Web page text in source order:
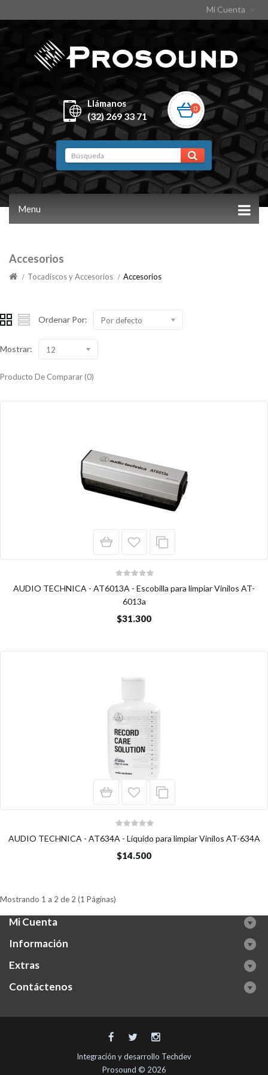
Mi Cuenta
Llámanos
(32) 269 33 71
0
Menu
Accesorios
Tocadiscos y Accesorios Accesorios
Ordenar Por: Por defecto
Mostrar: 12
Producto De Comparar (0)
AUDIO TECHNICA - AT6013A - Escobilla para limpiar Vinilos AT-
6013a
$31.300
AUDIO TECHNICA - AT634A - Líquido para limpiar Vinilos AT-634A
$14.500
Mostrando 1 a 2 de 2 (1 Páginas)
Mi Cuenta
Información
Extras
Contáctenos
Integración y desarrollo Techdev
Prosound © 2026